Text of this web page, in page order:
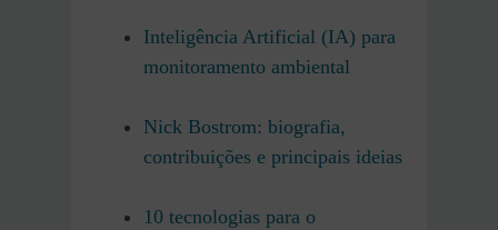
Inteligência Artificial (IA) para
monitoramento ambiental
Nick Bostrom: biografia,
contribuições e principais ideias
10 tecnologias para o